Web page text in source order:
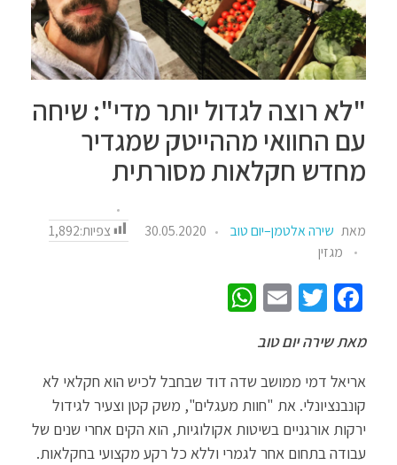
"לא רוצה לגדול יותר מדי": שיחה
עם החוואי מההייטק שמגדיר
מחדש חקלאות מסורתית
מאת שירה אלטמן–יום טוב 30.05.2020 צפיות:1,892
מגזין
Fa
b
o
o
k
T
tt
er
E
ail
sA
p
p
מאת שירה יום טוב
אריאל דמי ממושב שדה דוד שבחבל לכיש הוא חקלאי לא
קונבנציונלי. את "חוות מעגלים", משק קטן וצעיר לגידול
ירקות אורגניים בשיטות אקולוגיות, הוא הקים אחרי שנים של
עבודה בתחום אחר לגמרי וללא כל רקע מקצועי בחקלאות.